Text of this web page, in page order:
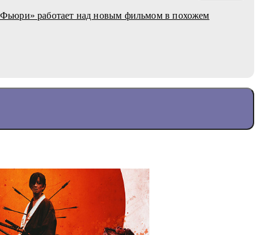
Фьюри» работает над новым фильмом в похожем